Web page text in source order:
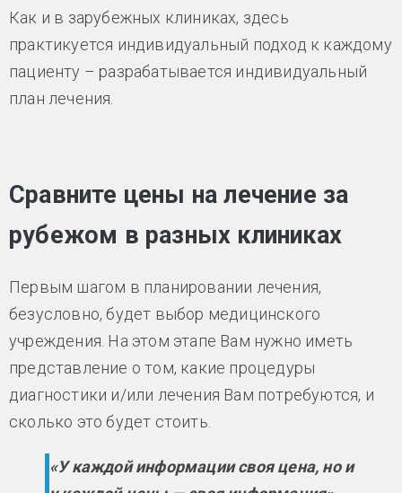
Как и в зарубежных клиниках, здесь
практикуется индивидуальный подход к каждому
пациенту – разрабатывается индивидуальный
план лечения.
Сравните цены на лечение за
рубежом в разных клиниках
Первым шагом в планировании лечения,
безусловно, будет выбор медицинского
учреждения. На этом этапе Вам нужно иметь
представление о том, какие процедуры
диагностики и/или лечения Вам потребуются, и
сколько это будет стоить.
«У каждой информации своя цена, но и